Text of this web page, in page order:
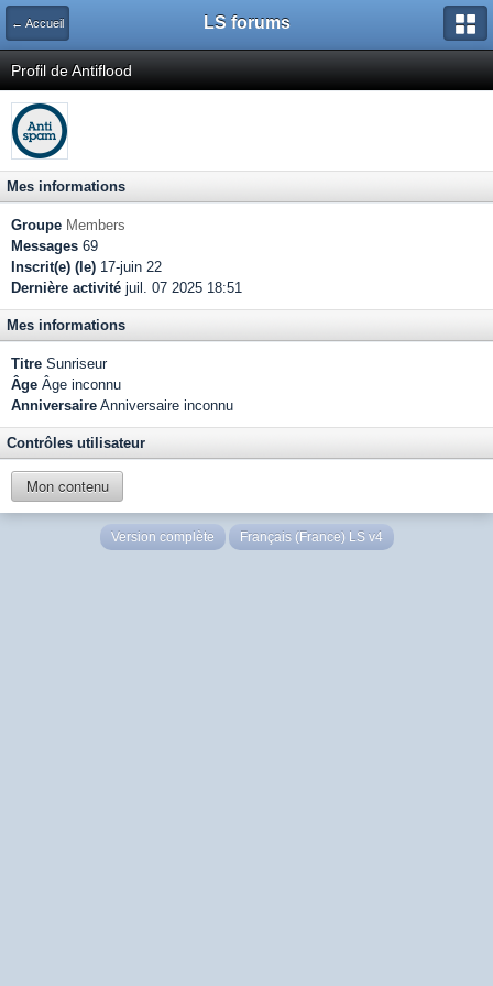
← Accueil LS forums
Profil de Antiflood
Mes informations
Groupe Members
Messages 69
Inscrit(e) (le) 17-juin 22
Dernière activité juil. 07 2025 18:51
Mes informations
Titre Sunriseur
Âge Âge inconnu
Anniversaire Anniversaire inconnu
Contrôles utilisateur
Mon contenu
Version complète Français (France) LS v4